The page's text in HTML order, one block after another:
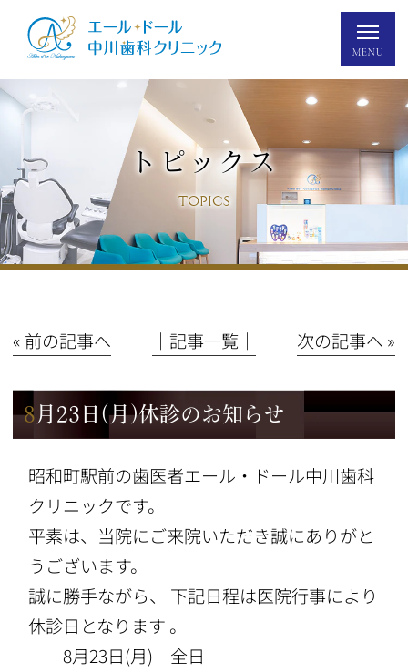
トピックス
TOPICS
« 前の記事へ │記事一覧│ 次の記事へ »
8月23日(月)休診のお知らせ
昭和町駅前の歯医者エール・ドール中川歯科
クリニックです。
平素は、当院にご来院いただき誠にありがと
うございます。
誠に勝手ながら、 下記日程は医院行事により
休診日となります 。
8月23日(月) 全日